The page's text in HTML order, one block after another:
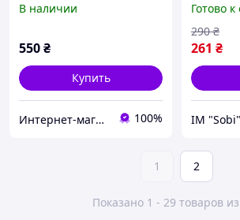
В наличии
550₴
Купить
Интернет-магазин "Добромасаж" 100%
и
Готово
261 ₴
290 ₴
ІМ "Sobi"
1 2
Показано 1 - 29 товаров